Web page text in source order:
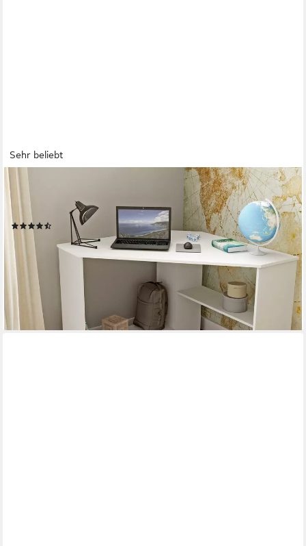
Sehr beliebt
Schreibtisch RINO, Breite 80 cm, Eckschreibtisch im modernen
Design
89,99 € 117,99 €
-24%
lieferbar - in 6-8 Werktagen bei dir